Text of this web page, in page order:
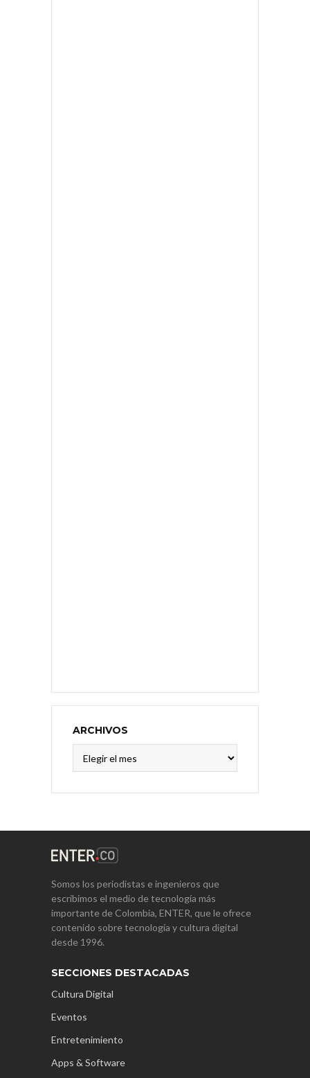
ARCHIVOS
Somos los periodistas e ingenieros que
escribimos el medio de tecnología más
importante de Colombia, ENTER, que le ofrece
contenido sobre tecnología y cultura digital
desde 1996.
SECCIONES DESTACADAS
Cultura Digital
Eventos
Entretenimiento
Apps & Software